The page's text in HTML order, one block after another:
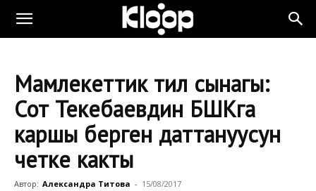
Мамлекеттик тил сынагы:
Сот Текебаевдин БШКга
каршы берген даттануусун
четке какты
Автор: Александра Титова - 15/08/2017